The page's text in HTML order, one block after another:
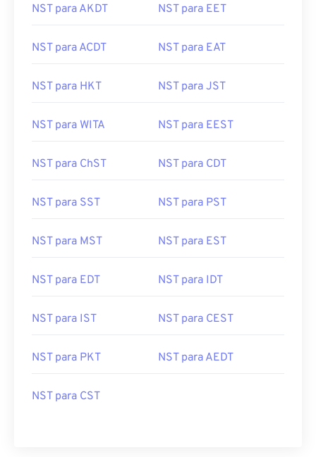
NST para AKDT NST para EET
NST para ACDT NST para EAT
NST para HKT NST para JST
NST para WITA NST para EEST
NST para ChST NST para CDT
NST para SST NST para PST
NST para MST NST para EST
NST para EDT NST para IDT
NST para IST NST para CEST
NST para PKT NST para AEDT
NST para CST